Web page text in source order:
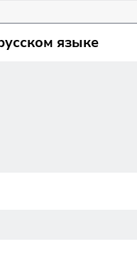
языке